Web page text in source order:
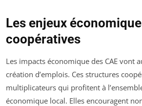
Les enjeux
coopératives
Les impacts économique des CAE vont
création d’emplois. Ces structures
multiplicateurs qui profitent à
économique local. Elles encouragent